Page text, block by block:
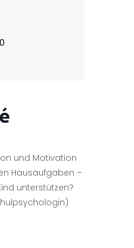
und Motivation
Hausaufgaben –
unterstützen?